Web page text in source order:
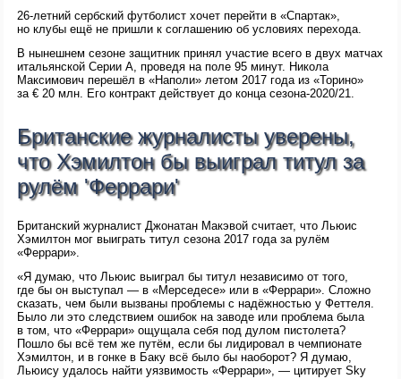
26-летний сербский футболист хочет перейти в «Спартак»,
но клубы ещё не пришли к соглашению об условиях перехода.
В нынешнем сезоне защитник принял участие всего в двух матчах
итальянской Серии А, проведя на поле 95 минут. Никола
Максимович перешёл в «Наполи» летом 2017 года из «Торино»
за € 20 млн. Его контракт действует до конца сезона-2020/21.
Британские журналисты уверены,
что Хэмилтон бы выиграл титул за
рулём 'Феррари'
Британский журналист Джонатан Макэвой считает, что Льюис
Хэмилтон мог выиграть титул сезона 2017 года за рулём
«Феррари».
«Я думаю, что Льюис выиграл бы титул независимо от того,
где бы он выступал — в «Мерседесе» или в «Феррари». Сложно
сказать, чем были вызваны проблемы с надёжностью у Феттеля.
Было ли это следствием ошибок на заводе или проблема была
в том, что «Феррари» ощущала себя под дулом пистолета?
Пошло бы всё тем же путём, если бы лидировал в чемпионате
Хэмилтон, и в гонке в Баку всё было бы наоборот? Я думаю,
Льюису удалось найти уязвимость «Феррари», — цитирует Sky